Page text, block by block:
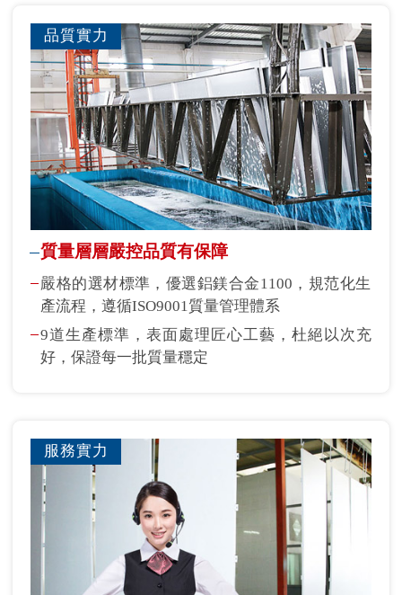
品質實力
質量層層嚴控品質有保障
嚴格的選材標準，優選鋁鎂合金1100，規范化生
產流程，遵循ISO9001質量管理體系
9道生產標準，表面處理匠心工藝，杜絕以次充
好，保證每一批質量穩定
服務實力